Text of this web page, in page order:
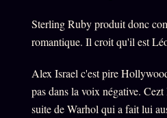
Sterling Ruby produit donc
romantique. Il croit qu'il est
Alex Israel c'est pire
pas dans la voix négative.
suite de Warhol qui a fait lui